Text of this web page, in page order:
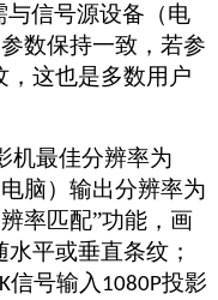
与信号源设备（电
数保持一致，若参
，这也是多数用户
机最佳分辨率为
脑）输出分辨率为
率匹配”功能，画
平或垂直条纹；
信号输入 1080P投影